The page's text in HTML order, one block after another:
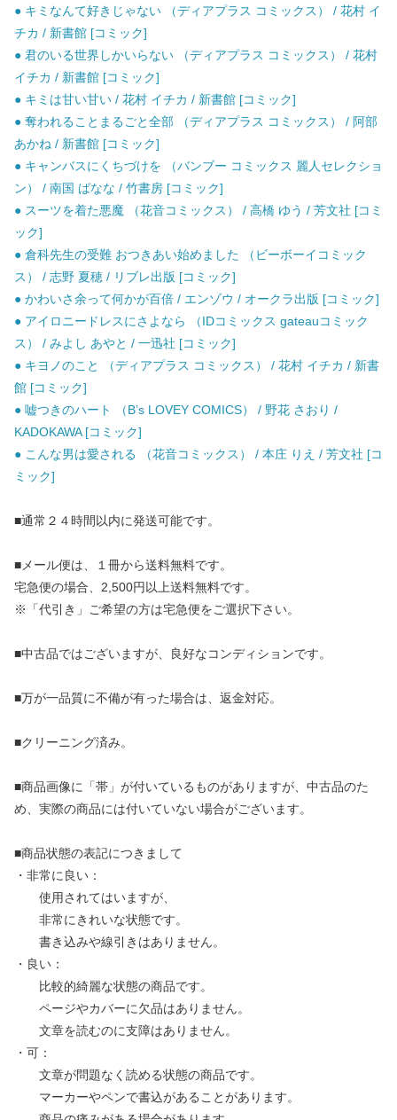
● キミなんて好きじゃない （ディアプラス コミックス） / 花村 イ
チカ / 新書館 [コミック]
● 君のいる世界しかいらない （ディアプラス コミックス） / 花村
イチカ / 新書館 [コミック]
● キミは甘い甘い / 花村 イチカ / 新書館 [コミック]
● 奪われることまるごと全部 （ディアプラス コミックス） / 阿部
あかね / 新書館 [コミック]
● キャンバスにくちづけを （バンブー コミックス 麗人セレクショ
ン） / 南国 ばなな / 竹書房 [コミック]
● スーツを着た悪魔 （花音コミックス） / 高橋 ゆう / 芳文社 [コミ
ック]
● 倉科先生の受難 おつきあい始めました （ビーボーイコミック
ス） / 志野 夏穂 / リブレ出版 [コミック]
● かわいさ余って何かが百倍 / エンゾウ / オークラ出版 [コミック]
● アイロニードレスにさよなら （IDコミックス gateauコミック
ス） / みよし あやと / 一迅社 [コミック]
● キヨノのこと （ディアプラス コミックス） / 花村 イチカ / 新書
館 [コミック]
● 嘘つきのハート （B’s LOVEY COMICS） / 野花 さおり /
KADOKAWA [コミック]
● こんな男は愛される （花音コミックス） / 本庄 りえ / 芳文社 [コ
ミック]
■通常２４時間以内に発送可能です。
■メール便は、１冊から送料無料です。
宅急便の場合、2,500円以上送料無料です。
※「代引き」ご希望の方は宅急便をご選択下さい。
■中古品ではございますが、良好なコンディションです。
■万が一品質に不備が有った場合は、返金対応。
■クリーニング済み。
■商品画像に「帯」が付いているものがありますが、中古品のた
め、実際の商品には付いていない場合がございます。
■商品状態の表記につきまして
・非常に良い：
使用されてはいますが、
非常にきれいな状態です。
書き込みや線引きはありません。
・良い：
比較的綺麗な状態の商品です。
ページやカバーに欠品はありません。
文章を読むのに支障はありません。
・可：
文章が問題なく読める状態の商品です。
マーカーやペンで書込があることがあります。